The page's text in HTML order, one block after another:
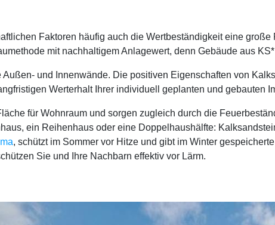
Faktoren häufig auch die Wertbeständigkeit eine große
mit nachhaltigem Anlagewert, denn Gebäude aus
und Innenwände. Die positiven Eigenschaften von
Werterhalt Ihrer individuell geplanten und gebauten
für Wohnraum und sorgen zugleich durch die
ein Reihenhaus oder eine Doppelhaushälfte:
, schützt im Sommer vor Hitze und gibt im Winter
Sie und Ihre Nachbarn effektiv vor Lärm.